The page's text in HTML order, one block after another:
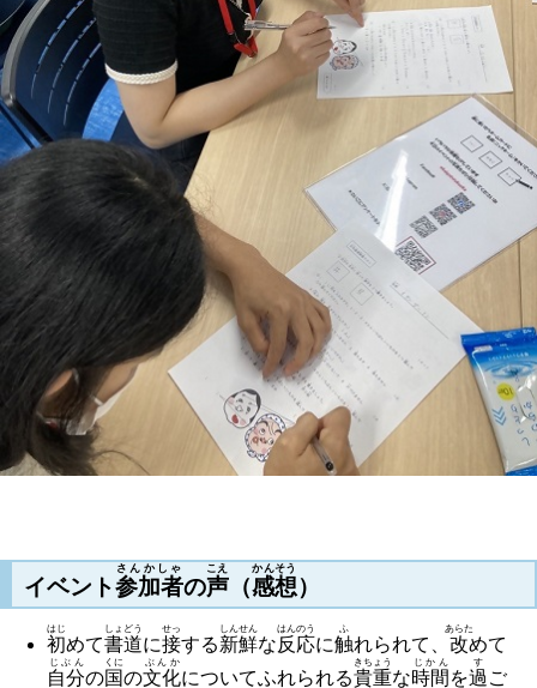
イベント参加者
さんかしゃ
の声
こえ
（感想
かんそう
）
初
はじ
めて書道
しょどう
に接
せっ
する新鮮
しんせん
な反応
はんのう
に触
ふ
れられて、改
あらた
めて
自分
じぶん
の国
くに
の文化
ぶんか
についてふれられる貴重
きちょう
な時間
じかん
を過
す
ご